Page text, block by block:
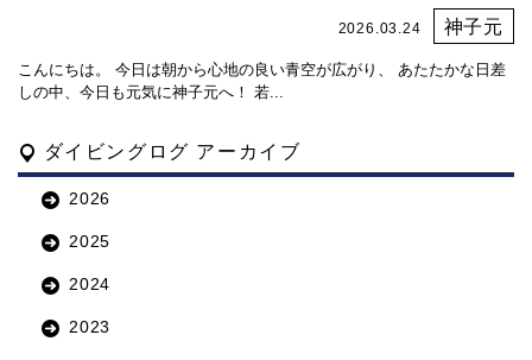
2026.03.24 神子元
こんにちは。 今日は朝から心地の良い青空が広がり、 あたたかな日差
しの中、今日も元気に神子元へ！ 若...
ダイビングログ アーカイブ
2026
2025
2024
2023